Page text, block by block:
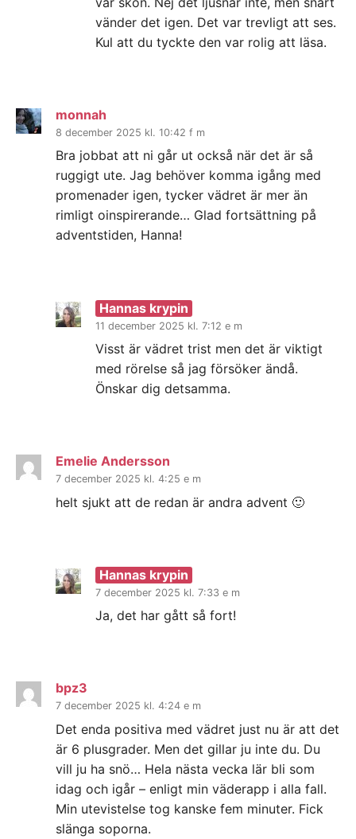
vänder det igen. Det var trevligt att ses.
Kul att du tyckte den var rolig att läsa.
monnah
8 december 2025 kl. 10:42 f m
Bra jobbat att ni går ut också när det är så
ruggigt ute. Jag behöver komma igång med
promenader igen, tycker vädret är mer än
rimligt oinspirerande… Glad fortsättning på
adventstiden, Hanna!
Hannas krypin
11 december 2025 kl. 7:12 e m
Visst är vädret trist men det är viktigt
med rörelse så jag försöker ändå.
Önskar dig detsamma.
Emelie Andersson
7 december 2025 kl. 4:25 e m
helt sjukt att de redan är andra advent 🙂
Hannas krypin
7 december 2025 kl. 7:33 e m
Ja, det har gått så fort!
bpz3
7 december 2025 kl. 4:24 e m
Det enda positiva med vädret just nu är att det
är 6 plusgrader. Men det gillar ju inte du. Du
vill ju ha snö… Hela nästa vecka lär bli som
idag och igår – enligt min väderapp i alla fall.
Min utevistelse tog kanske fem minuter. Fick
slänga soporna.